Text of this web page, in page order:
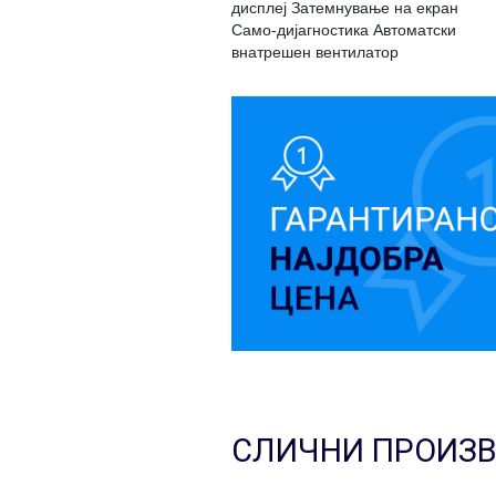
дисплеј Затемнување на екран
Само-дијагностика Автоматски
внатрешен вентилатор
СЛИЧНИ